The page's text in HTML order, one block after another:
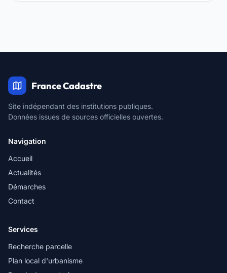
France Cadastre
Site indépendant des institutions publiques.
Données issues de sources officielles ouvertes.
Navigation
Accueil
Actualités
Démarches
Contact
Services
Recherche parcelle
Plan local d'urbanisme